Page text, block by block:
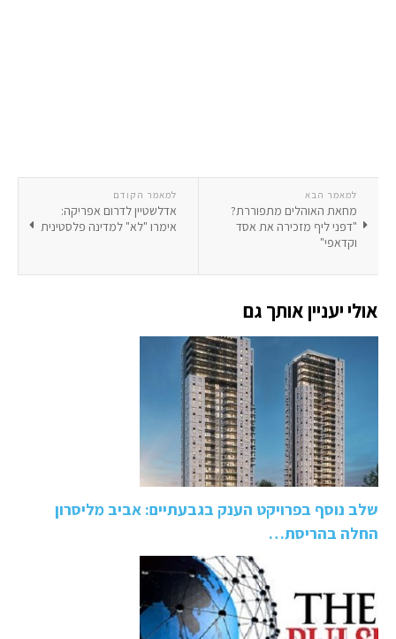
למאמר הקודם
אדלשטיין לדרום אפריקה:
אימרו "לא" למדינה פלסטינית
למאמר הבא
מחאת האוהלים מתפוררת?
"דפני ליף מזכירה את אסד
וקדאפי"
אולי יעניין אותך גם
שלב נוסף בפרויקט הענק בגבעתיים: אביב מליסרון
החלה בהריסת…